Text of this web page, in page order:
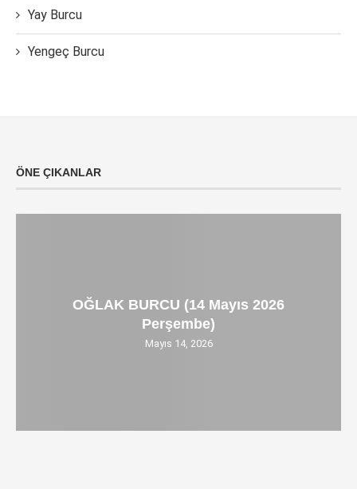
Yay Burcu
Yengeç Burcu
ÖNE ÇIKANLAR
OĞLAK BURCU (14 Mayıs 2026
Perşembe)
Mayıs 14, 2026